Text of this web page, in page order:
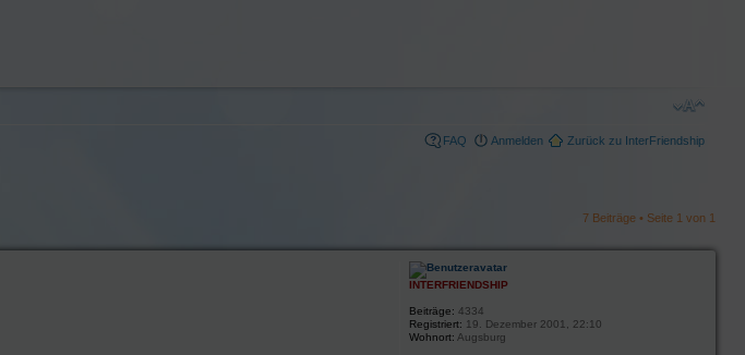
FAQ Anmelden Zurück zu InterFriendship
7 Beiträge • Seite 1 von 1
INTERFRIENDSHIP
Beiträge: 4334
Registriert: 19. Dezember 2001, 22:10
Wohnort: Augsburg